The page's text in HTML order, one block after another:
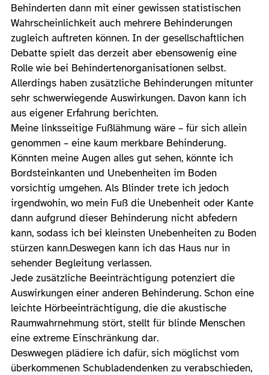
Behinderten dann mit einer gewissen statistischen
Wahrscheinlichkeit auch mehrere Behinderungen
zugleich auftreten können. In der gesellschaftlichen
Debatte spielt das derzeit aber ebensowenig eine
Rolle wie bei Behindertenorganisationen selbst.
Allerdings haben zusätzliche Behinderungen mitunter
sehr schwerwiegende Auswirkungen. Davon kann ich
aus eigener Erfahrung berichten.
Meine linksseitige Fußlähmung wäre – für sich allein
genommen – eine kaum merkbare Behinderung.
Könnten meine Augen alles gut sehen, könnte ich
Bordsteinkanten und Unebenheiten im Boden
vorsichtig umgehen. Als Blinder trete ich jedoch
irgendwohin, wo mein Fuß die Unebenheit oder Kante
dann aufgrund dieser Behinderung nicht abfedern
kann, sodass ich bei kleinsten Unebenheiten zu Boden
stürzen kann.Deswegen kann ich das Haus nur in
sehender Begleitung verlassen.
Jede zusätzliche Beeinträchtigung potenziert die
Auswirkungen einer anderen Behinderung. Schon eine
leichte Hörbeeinträchtigung, die die akustische
Raumwahrnehmung stört, stellt für blinde Menschen
eine extreme Einschränkung dar.
Deswwegen plädiere ich dafür, sich möglichst vom
überkommenen Schubladendenken zu verabschieden,